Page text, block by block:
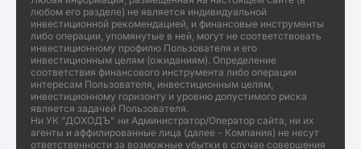
любом его разделе) не является индивидуальной
инвестиционной рекомендацией, и финансовые инструменты
либо операции, упомянутые в ней, могут не соответствовать
инвестиционному профилю Пользователя и его
инвестиционным целям (ожиданиям). Определение
соответствия финансового инструмента либо операции
интересам Пользователя, инвестиционным целям,
инвестиционному горизонту и уровню допустимого риска
является задачей Пользователя.
Ни УК "ДОХОДЪ" ни Администратор/Оператор сайта, ни их
агенты и аффилированные лица (далее - Компания) не несут
ответственности за возможные убытки в случае совершения